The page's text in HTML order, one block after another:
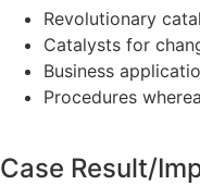
Revolutionary
Catalysts for
Business
Procedures
Case Result/